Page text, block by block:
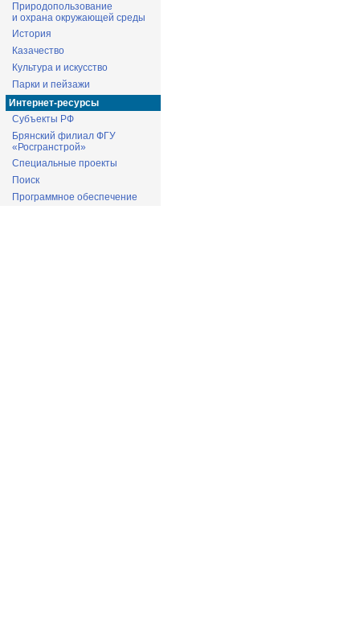
Природопользование
и охрана окружающей среды
История
Казачество
Культура и искусство
Парки и пейзажи
Интернет-ресурсы
Субъекты РФ
Брянский филиал ФГУ
«Росгранстрой»
Специальные проекты
Поиск
Программное обеспечение